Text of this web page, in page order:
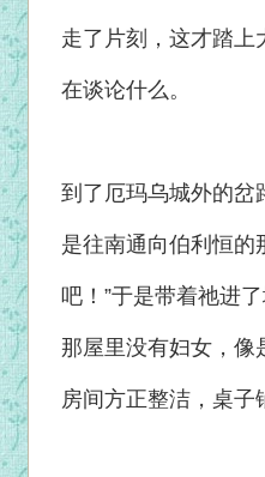
走了片刻，这才踏上
在谈论什么。
到了厄玛乌城外的岔
是往南通向伯利恒的
吧！”于是带着祂进
那屋里没有妇女，像
房间方正整洁，桌